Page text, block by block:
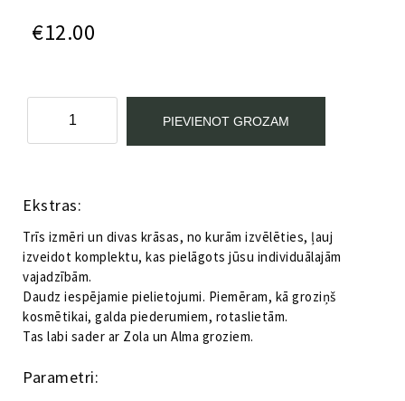
€12.00
balts
PIEVIENOT GROZAM
Ekstras:
Trīs izmēri un divas krāsas, no kurām izvēlēties, ļauj
izveidot komplektu, kas pielāgots jūsu individuālajām
vajadzībām.
Daudz iespējamie pielietojumi. Piemēram, kā groziņš
kosmētikai, galda piederumiem, rotaslietām.
Tas labi sader ar Zola un Alma groziem.
Parametri: